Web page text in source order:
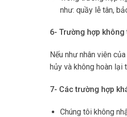
như: quầy lễ tân,
6- Trường hợp
Nếu như nhân viên
hủy và không hoàn lại
7- Các trường hợp
Chúng tôi không